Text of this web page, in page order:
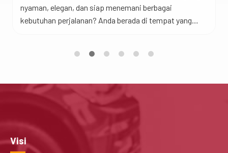
nyaman, elegan, dan siap menemani berbagai
kebutuhan perjalanan? Anda berada di tempat yang
instansi, hingga keluarga besar yang menginginkan
penumpang biasa. Jadi begini…Saat bepergian
bersama rombongan, kenyamanan menjadi salah […]
Visi